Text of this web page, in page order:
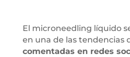
El microneedling líquido
en una de las tendencias
comentadas en redes